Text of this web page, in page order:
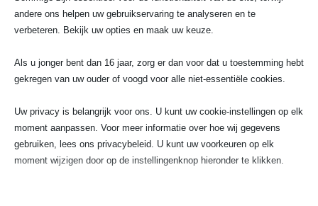

Telefoonnummer
023 720 05 22
w
Email
info@taximaxhaarlem.nl
andere ons helpen uw gebruikservaring te analyseren en te
verbeteren. Bekijk uw opties en maak uw keuze.
Als u jonger bent dan 16 jaar, zorg er dan voor dat u toestemming hebt
gekregen van uw ouder of voogd voor alle niet-essentiële cookies.
Uw privacy is belangrijk voor ons. U kunt uw cookie-instellingen op elk
moment aanpassen. Voor meer informatie over hoe wij gegevens
gebruiken, lees ons privacybeleid. U kunt uw voorkeuren op elk
moment wijzigen door op de instellingenknop hieronder te klikken.